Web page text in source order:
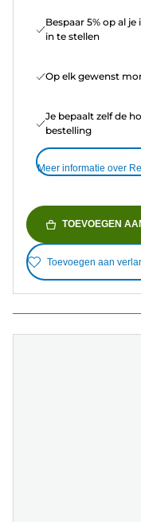
Bespaar 5% op al
in te stellen
Op elk gewenst
Je bepaalt zelf de
bestelling
Meer informatie over
TOEVOEGEN
Toevoegen aan